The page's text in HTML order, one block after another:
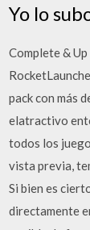
Yo lo
Complete &
pack con más
elatractivo
todos los
vista previa,
Si bien es
directamente